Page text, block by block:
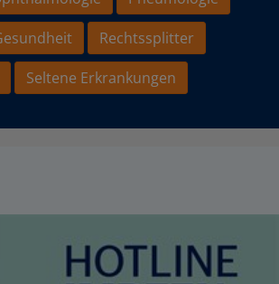
Rechtssplitter
Seltene Erkrankungen